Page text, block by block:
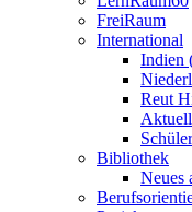
FreiRaum
International
Indien
Reut
Bibliothek
Neues